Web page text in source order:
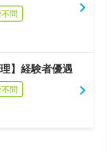
問
】経験者優遇
問